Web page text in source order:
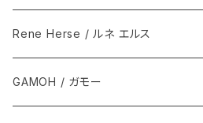
Rene Herse / ルネ エルス
GAMOH / ガモー